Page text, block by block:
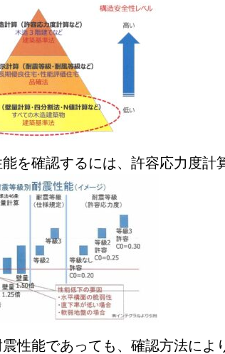
を確認するには、許容応力度計
性能であっても、確認方法によ